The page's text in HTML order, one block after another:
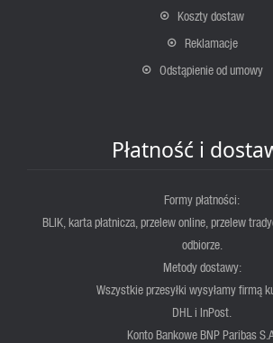
Koszty dostaw
Reklamacje
Odstąpienie od umowy
Płatność i
Formy płatności:
BLIK, karta płatnicza, przelew online, przelew
odbiorze.
Metody dostawy:
Wszystkie przesyłki wysyłamy firmą
DHL i InPost.
Konto Bankowe BNP Paribas